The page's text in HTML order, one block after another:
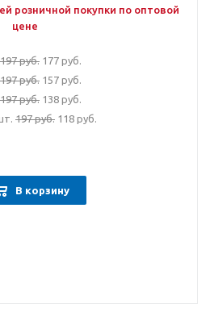
розничной покупки по оптовой
цене
197 руб. 177 руб.
197 руб. 157 руб.
197 руб. 138 руб.
197 руб. 118 руб.
В корзину